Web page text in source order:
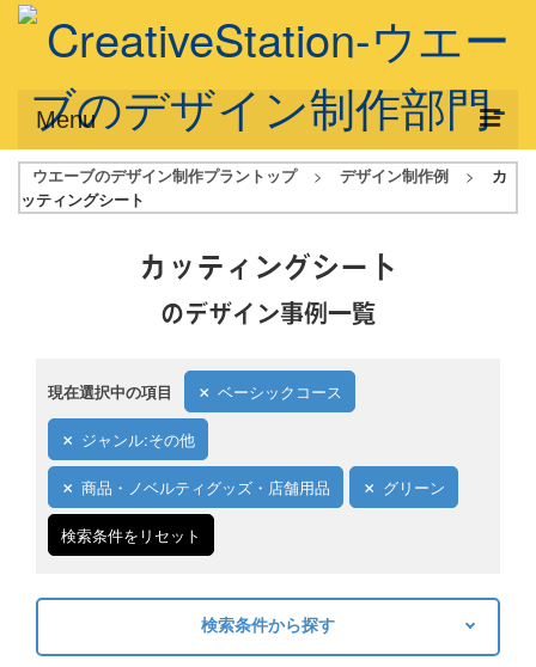
Menu
サービス概要
デザインアシスト
フルデザイン
データ修正
写真からイラスト作成
デザイン制作例
ご利用料金
ご利用の流れ
ウエーブのデザイン制作プラントップ > デザイン制作例 >
カ
ッティングシート
カッティングシート
のデザイン事例一覧
現在選択中の項目 ベーシックコース
ジャンル:その他
商品・ノベルティグッズ・店舗用品 グリーン
検索条件をリセット
検索条件から探す